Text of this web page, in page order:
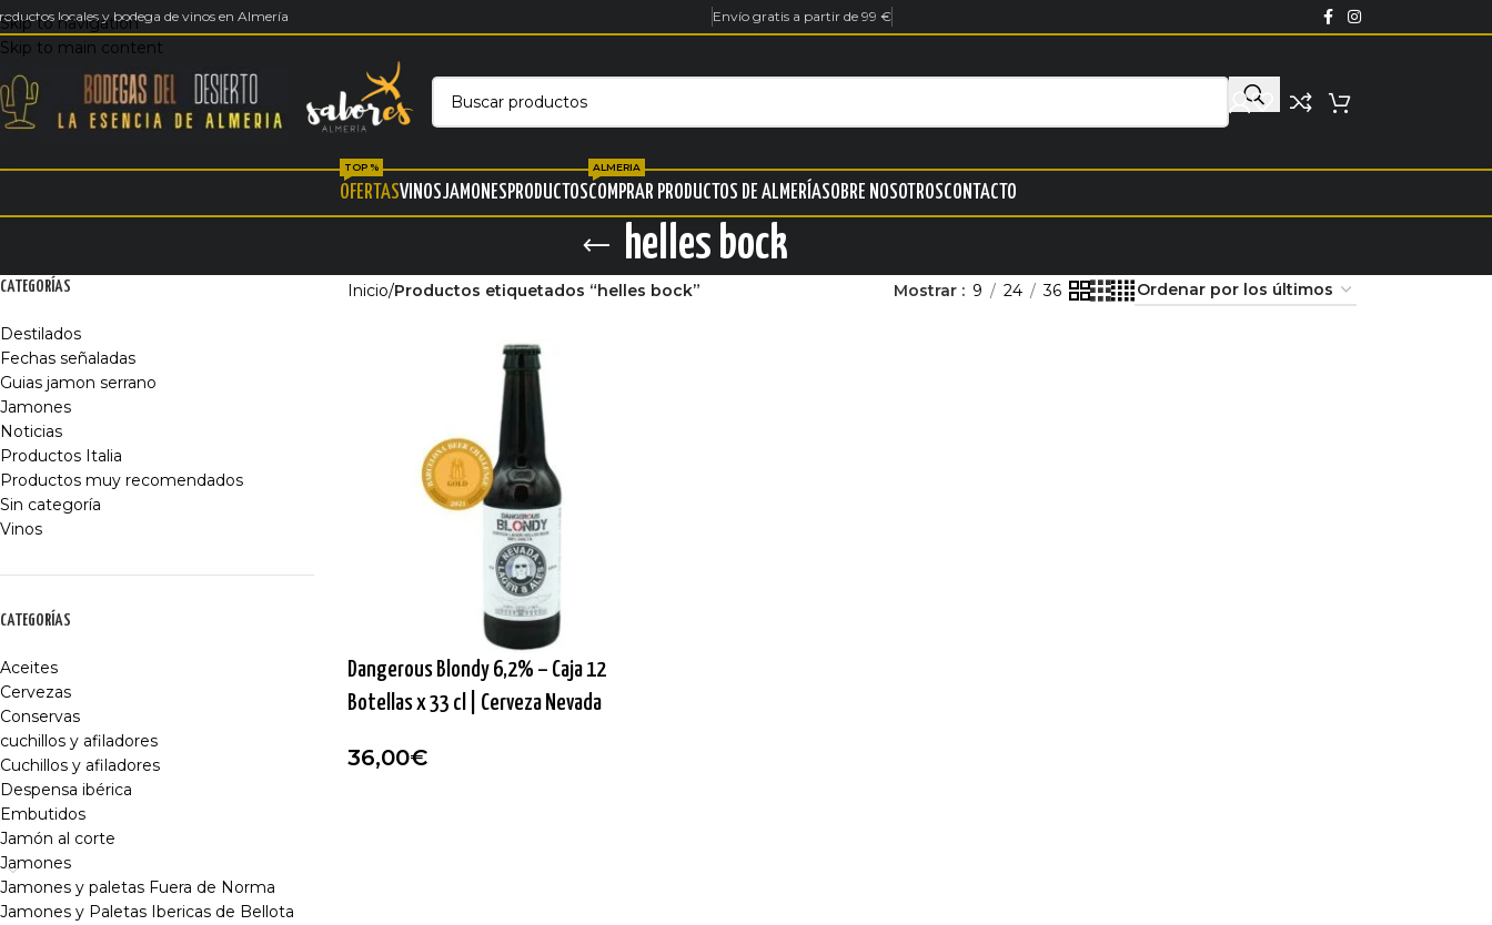
Skip to navigation
Skip to main content
locales y bodega de vinos en Almería Envío gratis a partir de 99 €
OFERTAS
TOP %
VINOSJAMONES PRODUCTOSCOMPRAR PRODUCTOS DE ALMERÍA
ALMERIA
SOBRE NOSOTROSCONTACTO
helles bock
CATEGORÍAS
Destilados
Fechas señaladas
Guias jamon serrano
Jamones
Noticias
Productos Italia
Productos muy recomendados
Sin categoría
Vinos
CATEGORÍAS
Aceites
Cervezas
Conservas
cuchillos y afiladores
Cuchillos y afiladores
Despensa ibérica
Embutidos
Jamón al corte
Jamones
Jamones y paletas Fuera de Norma
Jamones y Paletas Ibericas de Bellota
Inicio/Productos etiquetados “helles bock” Mostrar 9 24 36
Dangerous Blondy 6,2% – Caja 12
Botellas x 33 cl | Cerveza Nevada
36,00€